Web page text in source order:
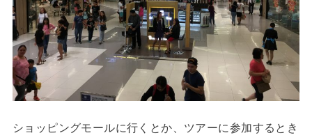
ショッピングモールに行くとか、ツアーに参加するとき